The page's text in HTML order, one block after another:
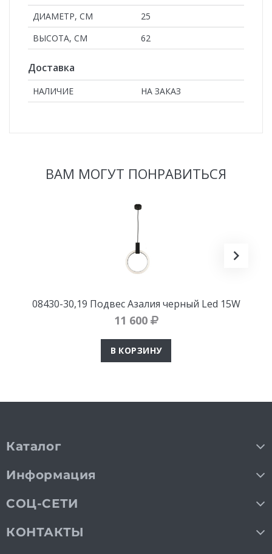
ДИАМЕТР, СМ
25
ВЫСОТА, СМ
62
Доставка
НАЛИЧИЕ НА ЗАКАЗ
ВАМ МОГУТ ПОНРАВИТЬСЯ
08430-30,19 Подвес Азалия черный Led 15W
11 600
В КОРЗИНУ
Каталог
Информация
СОЦ-СЕТИ
КОНТАКТЫ